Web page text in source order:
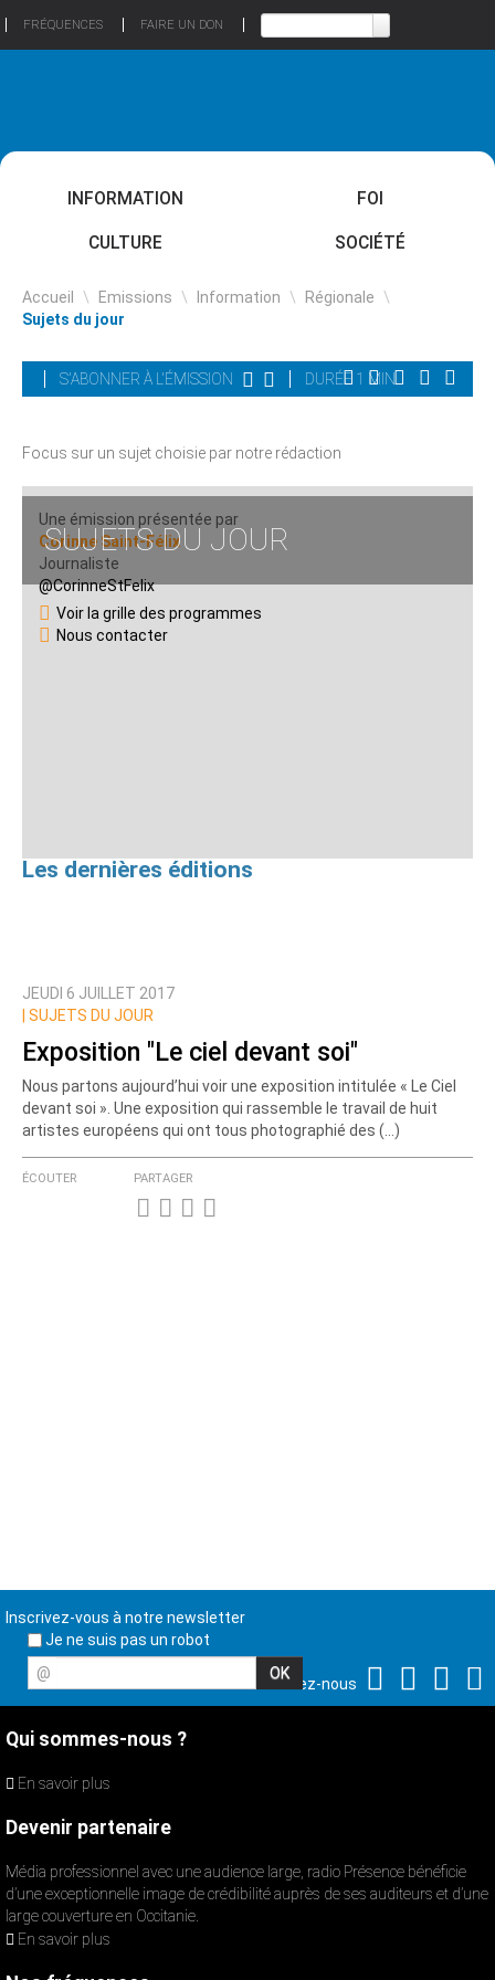
FRÉQUENCES FAIRE UN DON
INFORMATION FOI
CULTURE SOCIÉTÉ
Accueil \ Emissions \ Information \ Régionale \
Sujets du jour
S'ABONNER À L'ÉMISSION DURÉE 1 MIN
SUJETS DU JOUR
Focus sur un sujet choisie par notre rédaction
Une émission présentée par
Corinne Saint-Félix
Journaliste
@CorinneStFelix
Voir la grille des programmes
Nous contacter
Les dernières éditions
JEUDI 6 JUILLET 2017
SUJETS DU JOUR
Exposition "Le ciel devant soi"
Nous partons aujourd’hui voir une exposition intitulée « Le Ciel
devant soi ». Une exposition qui rassemble le travail de huit
artistes européens qui ont tous photographié des (…)
ÉCOUTER PARTAGER
Inscrivez-vous à notre newsletter
Je ne suis pas un robot
@
Suivez-nous
Qui sommes-nous ?
En savoir plus
Devenir partenaire
Média professionnel avec une audience large, radio Présence bénéficie
d’une exceptionnelle image de crédibilité auprès de ses auditeurs et d’une
large couverture en Occitanie.
En savoir plus